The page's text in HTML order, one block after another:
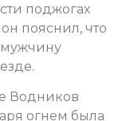
поджогах
пояснил, что
мужчину
Водников
огнем была